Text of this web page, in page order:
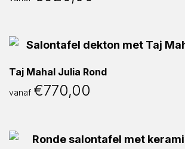
Taj Mahal Julia Rond
vanaf €770,00